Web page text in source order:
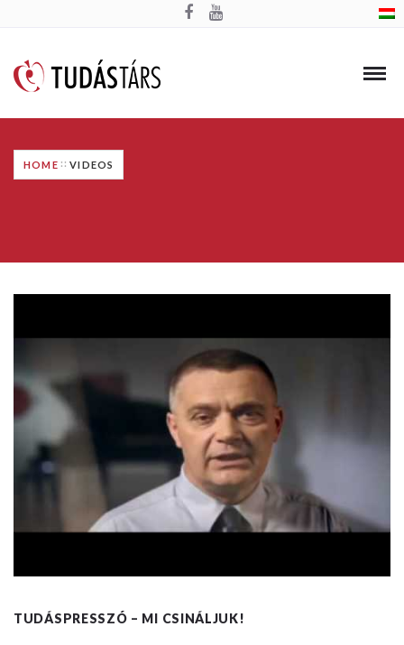
HOME VIDEOS
TUDÁSPRESSZÓ – MI CSINÁLJUK!